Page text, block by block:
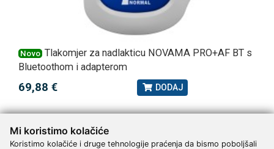
Mi koristimo kolačiće
Koristimo kolačiće i druge tehnologije praćenja da bismo poboljšali
Novo Tlakomjer za nadlakticu NOVAMA PRO+AF BT s
Bluetoothom i adapterom
69,88 € DODAJ